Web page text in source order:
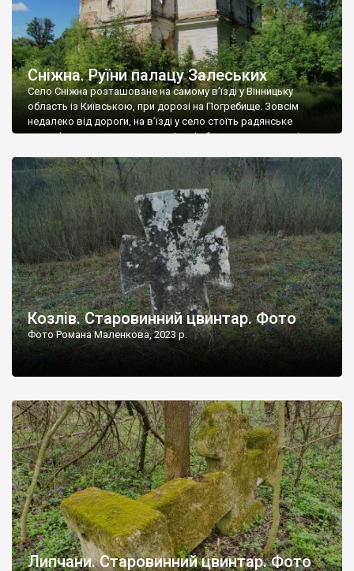
Сніжна. Руїни палацу Залеських
Село Сніжна розташоване на самому в’їзді у Вінницьку
область із Київською, при дорозі на Погребище. Зовсім
недалеко від дороги, на в’їзді у село стоїть радянське
рельєфне пано, яке показує жінку і яблуню, а трохи далі, десь
не видно, але видно дві стареньких колії у траві – […]
Козлів. Старовинний цвинтар. Фото
Фото Романа Маленкова, 2023 р.
Липчани. Старовинний цвинтар. Фото